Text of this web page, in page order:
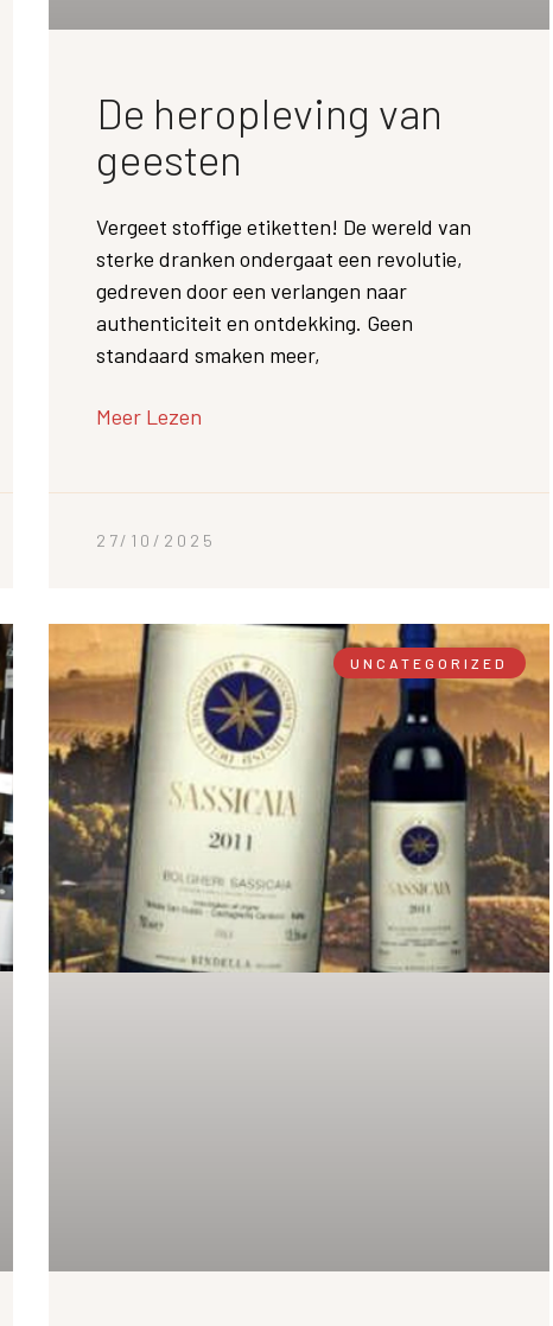
De heropleving van
geesten
Vergeet stoffige etiketten! De wereld van
sterke dranken ondergaat een revolutie,
gedreven door een verlangen naar
authenticiteit en ontdekking. Geen
standaard smaken meer,
Meer Lezen
27/10/2025
UNCATEGORIZED